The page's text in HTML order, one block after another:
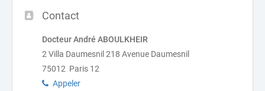
Contact
Docteur André ABOULKHEIR
2 Villa Daumesnil 218 Avenue Daumesnil
75012 Paris 12
Appeler